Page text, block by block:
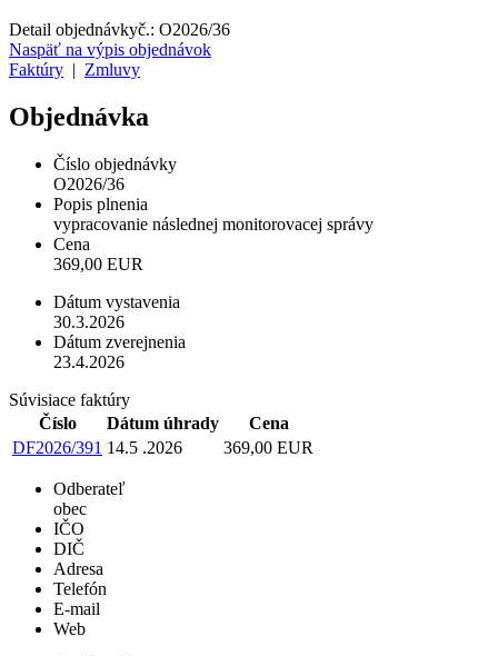
Detail objednávkyč.: O2026/36
Naspäť na výpis objednávok
Faktúry
Zmluvy
Objednávka
Číslo objednávky
O2026/36
Popis plnenia
vypracovanie následnej monitorovacej správy
Cena
369,00 EUR
Dátum vystavenia
30.3.2026
Dátum zverejnenia
23.4.2026
Súvisiace faktúry
Číslo
Dátum úhrady
Cena
DF2026/391 14.5 .2026 369,00 EUR
Odberateľ
obec
IČO
DIČ
Adresa
Telefón
E-mail
Web